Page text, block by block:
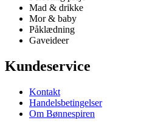
Mad & drikke
Mor & baby
Påklædning
Gaveideer
Kundeservice
Kontakt
Handelsbetingelser
Om Bønnespiren